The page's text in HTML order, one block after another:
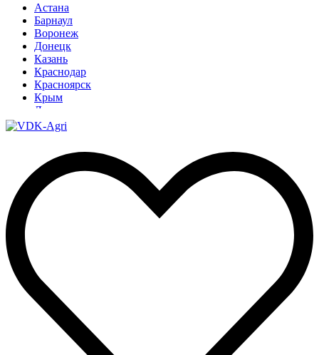
Астана
Барнаул
Воронеж
Донецк
Казань
Краснодар
Красноярск
Крым
Луганск
Москва
Нижний Новгород
Омск
Павлодар
Ростов
Ростов-на-Дону
Узбекистан
Ульяновск
Ярославль